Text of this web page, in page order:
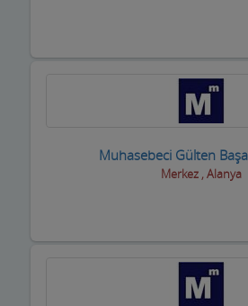
Muhasebeci Gülten
Merkez , Alanya